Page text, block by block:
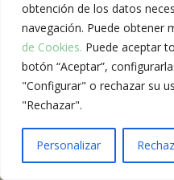
obtención de los datos
navegación. Puede obtener
de Cookies. Puede aceptar
botón “Aceptar”,
"Configurar" o rechazar su
"Rechazar".
Personalizar